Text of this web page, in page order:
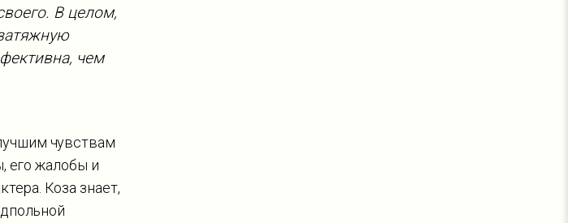
В целом,
чем
чувствам
его жалобы и
Коза знает,